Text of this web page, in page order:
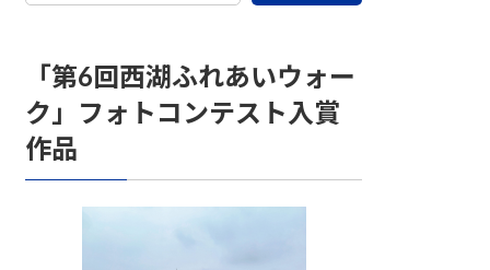
「第6回西湖ふれあいウォー
ク」フォトコンテスト入賞
作品